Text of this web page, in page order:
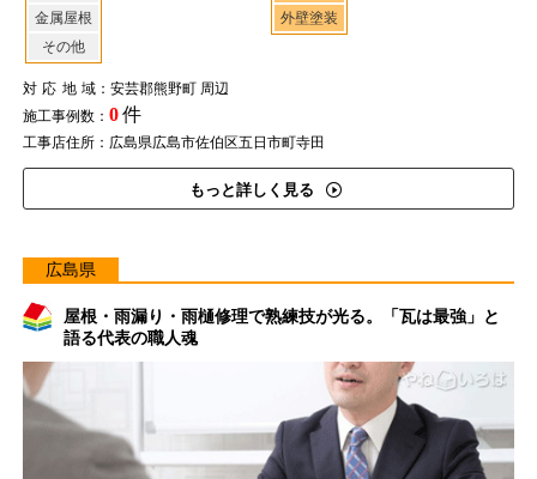
金属屋根
その他
外壁塗装
対応地域：安芸郡熊野町 周辺
施工事例数： 0件
工事店住所：広島県広島市佐伯区五日市町寺田
もっと詳しく見る
広島県
屋根・雨漏り・雨樋修理で熟練技が光る。「瓦は最強」と
語る代表の職人魂